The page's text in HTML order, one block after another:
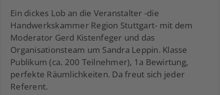
Ein dickes Lob an die Veranstalter -die
Handwerkskammer Region Stuttgart- mit dem
Moderator Gerd Kistenfeger und das
Organisationsteam um Sandra Leppin. Klasse
Publikum (ca. 200 Teilnehmer), 1a Bewirtung,
perfekte Räumlichkeiten. Da freut sich jeder
Referent.